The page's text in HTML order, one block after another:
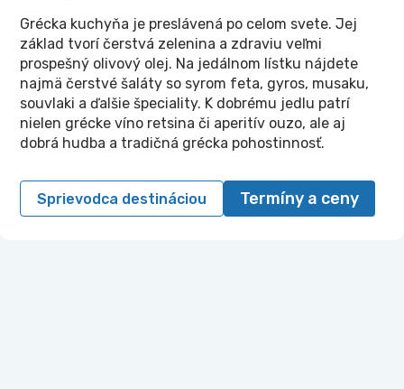
Grécka kuchyňa je preslávená po celom svete. Jej
základ tvorí čerstvá zelenina a zdraviu veľmi
prospešný olivový olej. Na jedálnom lístku nájdete
najmä čerstvé šaláty so syrom feta, gyros, musaku,
souvlaki a ďalšie špeciality. K dobrému jedlu patrí
nielen grécke víno retsina či aperitív ouzo, ale aj
dobrá hudba a tradičná grécka pohostinnosť.
Sprievodca destináciou Termíny a ceny